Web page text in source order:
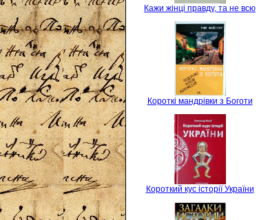
Кажи жінці правду, та не всю
Короткі мандрівки з Боготи
Короткий кус історії України